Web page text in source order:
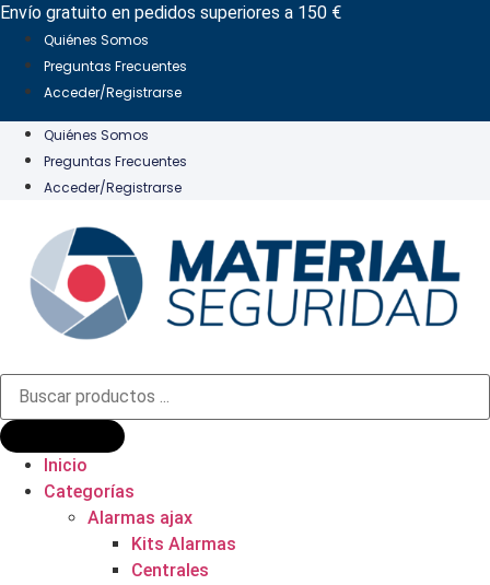
Ir
contenido
Envío gratuito en pedidos superiores a 150 €
Quiénes Somos
Preguntas Frecuentes
Acceder/Registrarse
Quiénes Somos
Preguntas Frecuentes
Acceder/Registrarse
Búsqueda
productos
Inicio
Categorías
Alarmas ajax
Kits Alarmas
Centrales